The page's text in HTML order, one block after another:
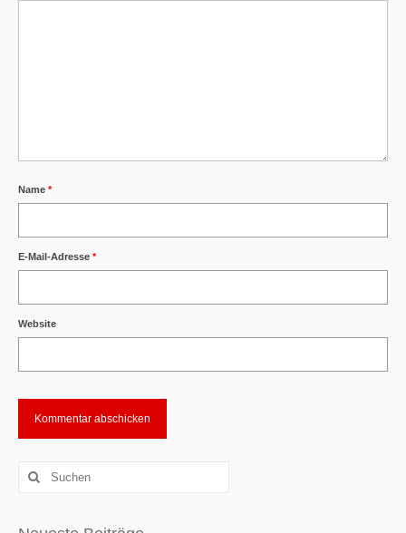
Name *
E-Mail-Adresse *
Website
Suchen
nach: